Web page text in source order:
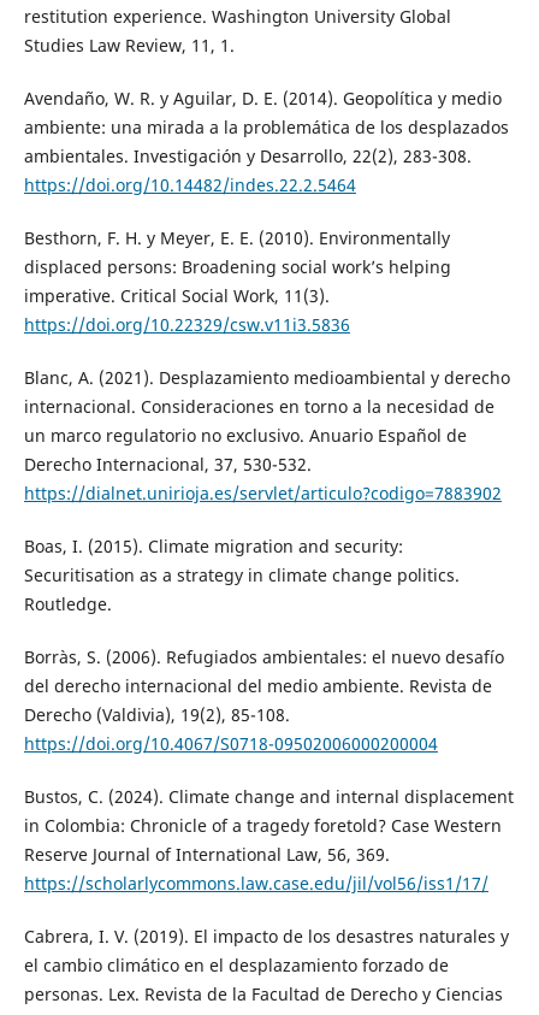
restitution experience. Washington University Global
Studies Law Review, 11, 1.
Avendaño, W. R. y Aguilar, D. E. (2014). Geopolítica y medio
ambiente: una mirada a la problemática de los desplazados
ambientales. Investigación y Desarrollo, 22(2), 283-308.
https://doi.org/10.14482/indes.22.2.5464
Besthorn, F. H. y Meyer, E. E. (2010). Environmentally
displaced persons: Broadening social work’s helping
imperative. Critical Social Work, 11(3).
https://doi.org/10.22329/csw.v11i3.5836
Blanc, A. (2021). Desplazamiento medioambiental y derecho
internacional. Consideraciones en torno a la necesidad de
un marco regulatorio no exclusivo. Anuario Español de
Derecho Internacional, 37, 530-532.
https://dialnet.unirioja.es/servlet/articulo?codigo=7883902
Boas, I. (2015). Climate migration and security:
Securitisation as a strategy in climate change politics.
Routledge.
Borràs, S. (2006). Refugiados ambientales: el nuevo desafío
del derecho internacional del medio ambiente. Revista de
Derecho (Valdivia), 19(2), 85-108.
https://doi.org/10.4067/S0718-09502006000200004
Bustos, C. (2024). Climate change and internal displacement
in Colombia: Chronicle of a tragedy foretold? Case Western
Reserve Journal of International Law, 56, 369.
https://scholarlycommons.law.case.edu/jil/vol56/iss1/17/
Cabrera, I. V. (2019). El impacto de los desastres naturales y
el cambio climático en el desplazamiento forzado de
personas. Lex. Revista de la Facultad de Derecho y Ciencias